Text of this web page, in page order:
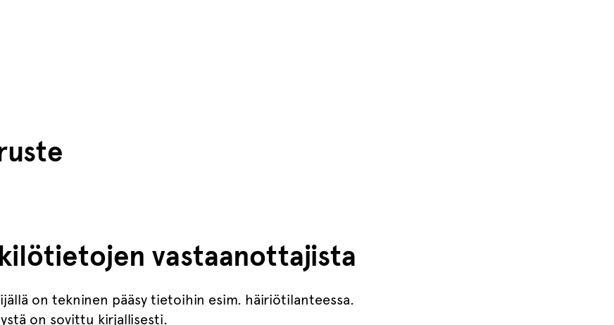
vastaanottajista
on tekninen pääsy tietoihin esim. häiriötilanteessa.
on sovittu kirjallisesti.